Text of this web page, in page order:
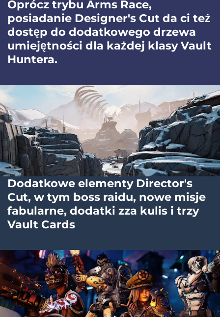
Oprócz trybu Arms Race,
posiadanie Designer's Cut da ci też
dostęp do dodatkowego drzewa
umiejętności dla każdej klasy Vault
Huntera.
Dodatkowe elementy Director's
Cut, w tym boss raidu, nowe misje
fabularne, dodatki zza kulis i trzy
Vault Cards